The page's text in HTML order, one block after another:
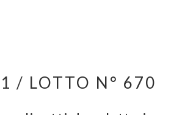
/ LOTTO N° 670